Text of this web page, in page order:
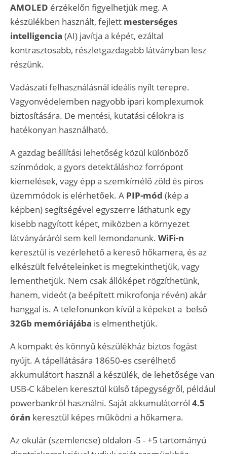
AMOLED érzékelőn figyelhetjük meg. A
készülékben használt, fejlett mesterséges
intelligencia (AI) javítja a képét, ezáltal
kontrasztosabb, részletgazdagabb látványban lesz
részünk.
Vadászati felhasználásnál ideális nyílt terepre.
Vagyonvédelemben nagyobb ipari komplexumok
biztosítására. De mentési, kutatási célokra is
hatékonyan használható.
A gazdag beállítási lehetőség közül különböző
színmódok, a gyors detektáláshoz forrópont
kiemelések, vagy épp a szemkímélő zöld és piros
üzemmódok is elérhetőek. A PIP-mód (kép a
képben) segítségével egyszerre láthatunk egy
kisebb nagyított képet, miközben a környezet
látványáráról sem kell lemondanunk. WiFi-n
keresztül is vezérlehető a kereső hőkamera, és az
elkészült felvételeinket is megtekinthetjük, vagy
lementhetjük. Nem csak állóképet rögzíthetünk,
hanem, videót (a beépített mikrofonja révén) akár
hanggal is. A telefonunkon kívül a képeket a belső
32Gb memóriájába is elmenthetjük.
A kompakt és könnyű készülékház biztos fogást
nyújt. A tápellátására 18650-es cserélhető
akkumulátort használ a készülék, de lehetősége van
USB-C kábelen keresztül külső tápegységről, például
powerbankról használni. Saját akkumulátorról 4.5
órán keresztül képes működni a hőkamera.
Az okulár (szemlencse) oldalon -5 - +5 tartományú